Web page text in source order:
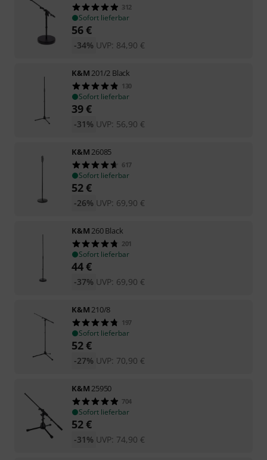
312
Sofort lieferbar
56€
UVP: 84,90 €
-34%
K&M 201/2 Black
130
Sofort lieferbar
39€
UVP: 56,90 €
-31%
K&M 26085
617
Sofort lieferbar
52€
UVP: 69,90 €
-26%
K&M 260 Black
201
Sofort lieferbar
44€
UVP: 69,90 €
-37%
K&M 210/8
197
Sofort lieferbar
52€
UVP: 70,90 €
-27%
K&M 25950
704
Sofort lieferbar
52€
UVP: 74,90 €
-31%